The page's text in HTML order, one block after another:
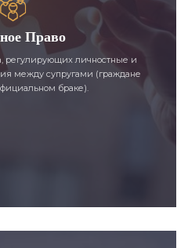
Право
регулирующих личностные и
между супругами (граждане
браке).